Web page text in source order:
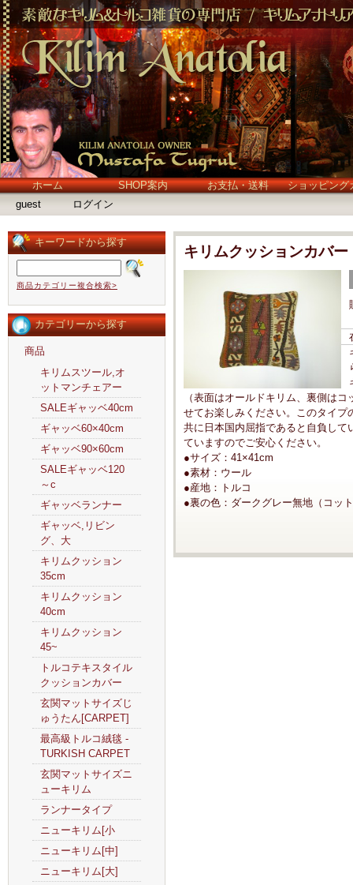
ホーム SHOP案内 お支払・送料
ショッピング
guest
ログイン
キーワードから探す
商品カテゴリー複合検索>
カテゴリーから探す
商品
キリムスツール,オ
ットマンチェアー
SALEギャッベ40cm
ギャッベ60×40cm
ギャッベ90×60cm
SALEギャッベ120
～c
ギャッベランナー
ギャッベ,リビン
グ、大
キリムクッション
35cm
キリムクッション
40cm
キリムクッション
45~
トルコテキスタイル
クッションカバー
玄関マットサイズじ
ゅうたん[CARPET]
最高級トルコ絨毯 -
TURKISH CARPET
玄関マットサイズニ
ューキリム
ランナータイプ
ニューキリム[小
ニューキリム[中]
ニューキリム[大]
キリムクッションカバー
（表面はオールドキリム、裏側は
せてお楽しみください。このタイ
共に日本国内屈指であると自負し
ていますのでご安心ください。
●サイズ：41×41cm
●素材：ウール
●産地：トルコ
●裏の色：ダークグレー無地（コッ